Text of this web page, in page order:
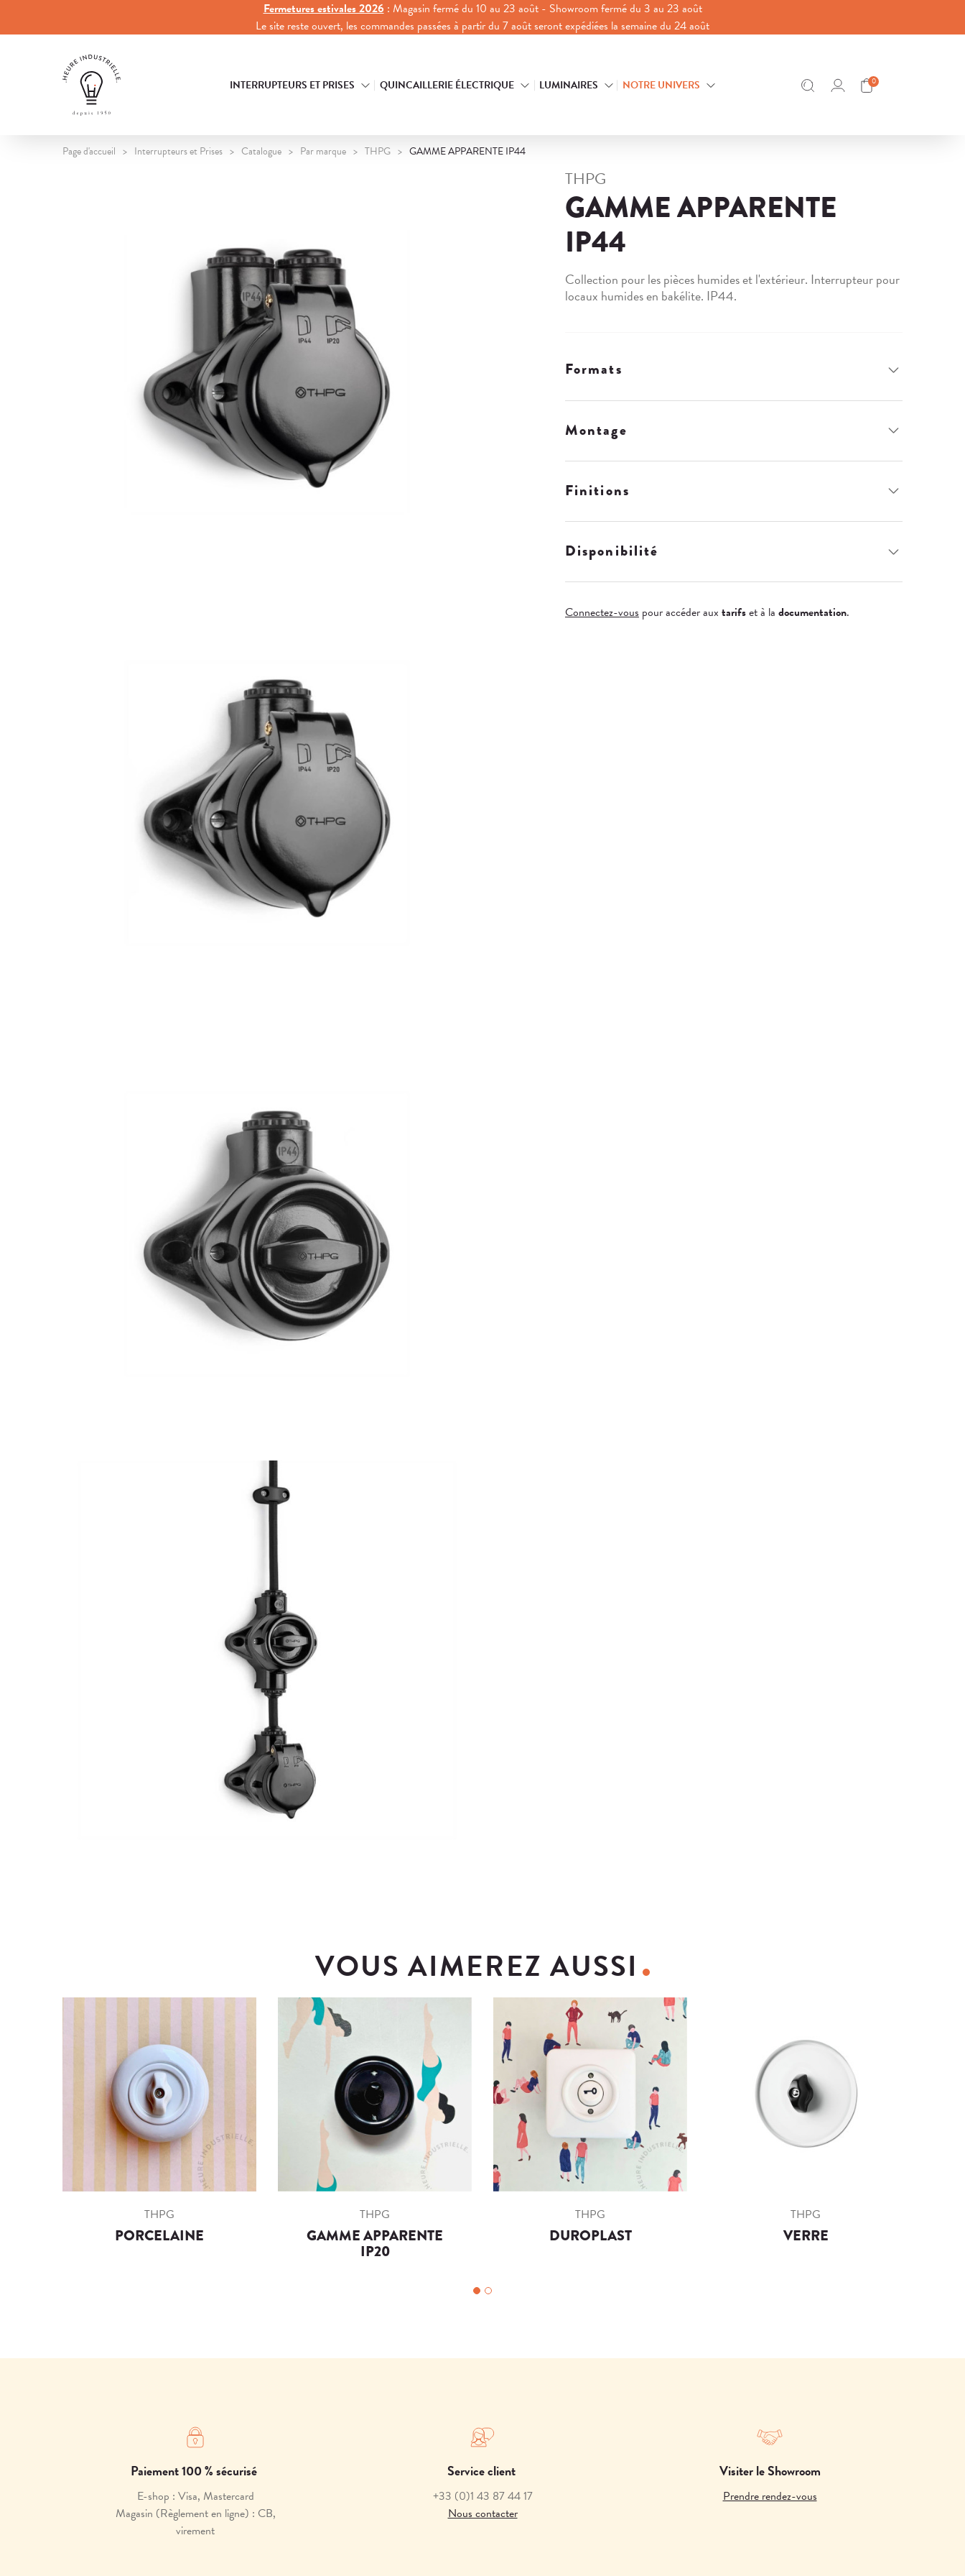
Fermetures estivales 2026: Magasin fermé du 10 au 23 août - Showroom fermé du 3 au 23 août
Le site reste ouvert, les commandes passées à partir du 7 août seront expédiées la semaine du 24 août
INTERRUPTEURS ET PRISES QUINCAILLERIE ÉLECTRIQUE LUMINAIRES NOTRE UNIVERS 0
Page d'accueil Interrupteurs et Prises Catalogue Par marque THPG GAMME APPARENTE IP44
THPG
GAMME APPARENTE
IP44
Collection pour les pièces humides et l'extérieur. Interrupteur pour
locaux humides en bakélite. IP44.
Formats
Montage
Finitions
Disponibilité
Connectez-vouspour accéder aux tarifset à la documentation.
VOUS AIMEREZ AUSSI
THPG
PORCELAINE
THPG
GAMME APPARENTE
IP20
THPG
DUROPLAST
THPG
VERRE
Paiement 100 % sécurisé
E-shop : Visa, Mastercard
Magasin (Règlement en ligne) : CB,
virement
Service client
+33 (0)1 43 87 44 17
Nous contacter
Visiter le Showroom
Prendre rendez-vous